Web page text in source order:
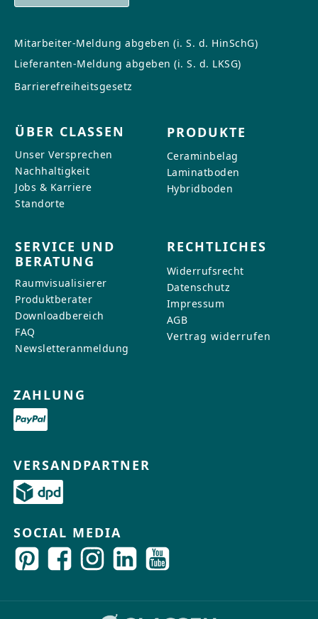
Mitarbeiter-Meldung abgeben (i. S. d. HinSchG)
Lieferanten-Meldung abgeben (i. S. d. LKSG)
Barrierefreiheitsgesetz
ÜBER CLASSEN
Unser Versprechen
Nachhaltigkeit
Jobs & Karriere
Standorte
PRODUKTE
Ceraminbelag
Laminatboden
Hybridboden
SERVICE UND
BERATUNG
Raumvisualisierer
Produktberater
Downloadbereich
FAQ
Newsletteranmeldung
RECHTLICHES
Widerrufsrecht
Datenschutz
Impressum
AGB
Vertrag widerrufen
ZAHLUNG
VERSANDPARTNER
SOCIAL MEDIA